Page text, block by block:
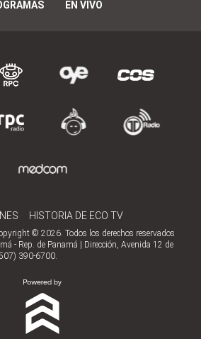
EN VIVO
HISTORIA DE ECO TV
© 2026. Todos los derechos reservados
- Rep. de Panamá | Dirección, Avenida 12 de
390-6700.